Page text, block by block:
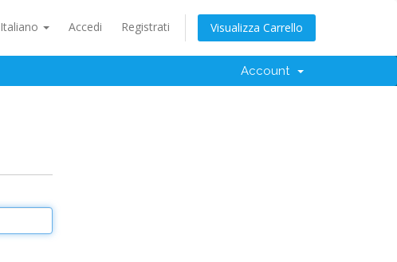
Italiano Accedi Registrati Visualizza Carrello
Account